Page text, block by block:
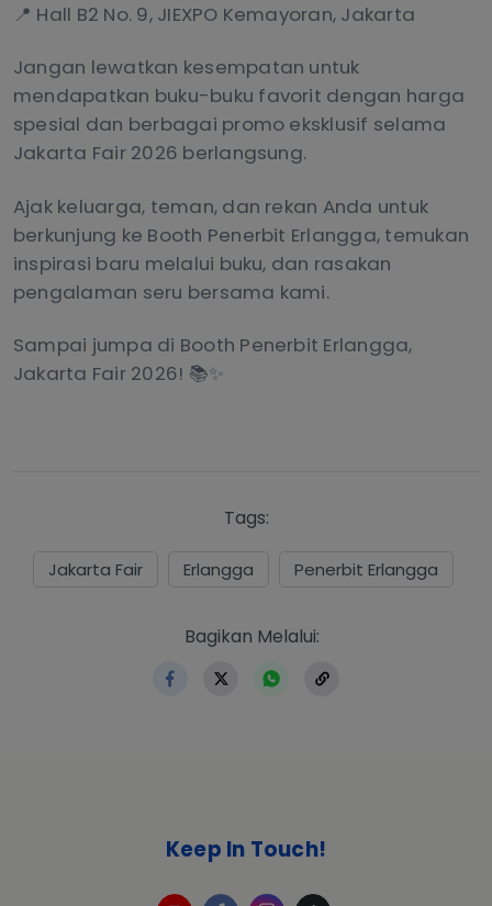
📍 Hall B2 No. 9, JIEXPO Kemayoran, Jakarta
Jangan lewatkan kesempatan untuk
mendapatkan buku-buku favorit dengan harga
spesial dan berbagai promo eksklusif selama
Jakarta Fair 2026 berlangsung.
Ajak keluarga, teman, dan rekan Anda untuk
berkunjung ke Booth Penerbit Erlangga, temukan
inspirasi baru melalui buku, dan rasakan
pengalaman seru bersama kami.
Sampai jumpa di Booth Penerbit Erlangga,
Jakarta Fair 2026! 📚✨
Tags:
Jakarta Fair Erlangga Penerbit Erlangga
https://
Bagikan Melalui:
Keep In Touch!